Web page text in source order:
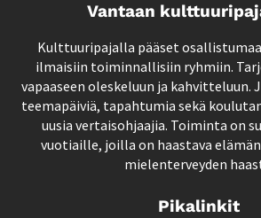
Vantaan
Kulttuuripajalla pääset
ilmaisiin toiminnallisiin ryhmiin.
vapaaseen oleskeluun ja kahvitteluun.
teemapäiviä, tapahtumia sekä
uusia vertaisohjaajia. Toiminta on
vuotiaille, joilla on haastava
mielenterveyden
Pikalinkit